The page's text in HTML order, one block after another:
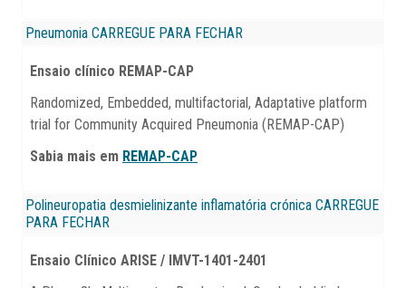
Pneumonia CARREGUE PARA FECHAR
Ensaio clínico REMAP-CAP
Randomized, Embedded, multifactorial, Adaptative platform
trial for Community Acquired Pneumonia (REMAP-CAP)
Sabia mais em REMAP-CAP
Polineuropatia desmielinizante inflamatória crónica CARREGUE
PARA FECHAR
Ensaio Clínico ARISE / IMVT-1401-2401